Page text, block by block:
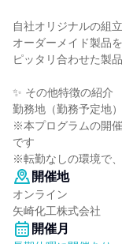
自社オリジナルの組
オーダーメイド製品
ピッタリ合わせた製
✨ その他特徴の紹介
勤務地（勤務予定地
※本プログラムの開
です
※転勤なしの環境で
開催地
オンライン
矢崎化工株式会社
開催月